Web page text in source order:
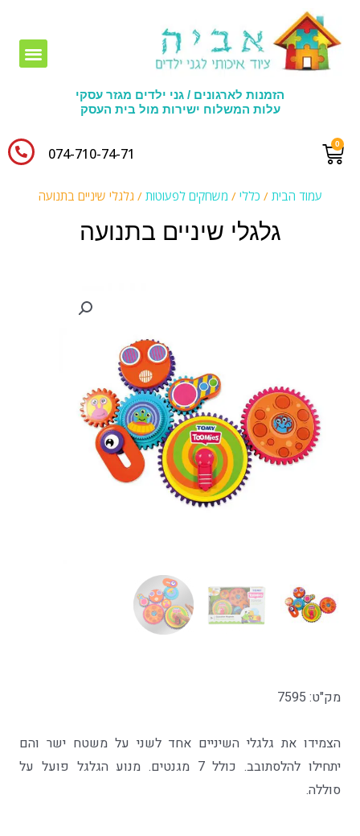
הזמנות לארגונים / גני ילדים מגזר עסקי
עלות המשלוח ישירות מול בית העסק
074-710-74-71​
עמוד הבית / כללי / משחקים לפעוטות / גלגלי שיניים בתנועה
גלגלי שיניים בתנועה
מק"ט: 7595
הצמידו את גלגלי השיניים אחד לשני על משטח ישר והם
יתחילו להלסתובב. כולל 7 מגנטים. מנוע הגלגל פועל על
סוללה.